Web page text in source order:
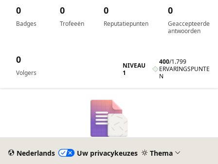
Badges
0
Trofeeën
0
Reputatiepunten
0
Geaccepteerde
antwoorden
0
Volgers
0
NIVEAU
1
400/1.799
ERVARINGSPUNTE
N
Nederlands Uw privacykeuzes Thema